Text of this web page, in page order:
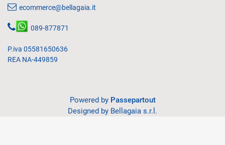
ecommerce@bellagaia.it
089-877871
P.iva 05581650636
REA NA-449859
Powered by Passepartout
Designed by Bellagaia s.r.l.